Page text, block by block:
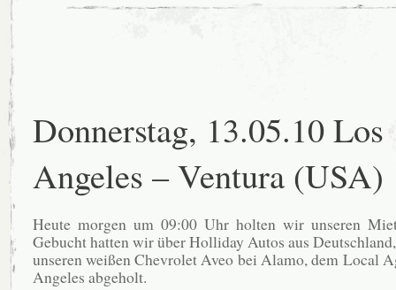
Donnerstag, 13.05.10 Los
Angeles – Ventura (USA)
Heute morgen um 09:00 Uhr holten wir unseren
Gebucht hatten wir über Holliday Autos aus
unseren weißen Chevrolet Aveo bei Alamo, dem Local
Angeles abgeholt.